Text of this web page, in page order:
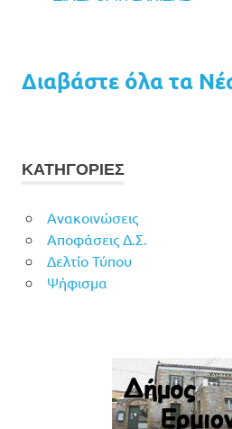
Διαβάστε όλα τα
ΚΑΤΗΓΟΡΙΕΣ
Ανακοινώσεις
Αποφάσεις Δ.Σ.
Δελτίο Τύπου
Ψήφισμα